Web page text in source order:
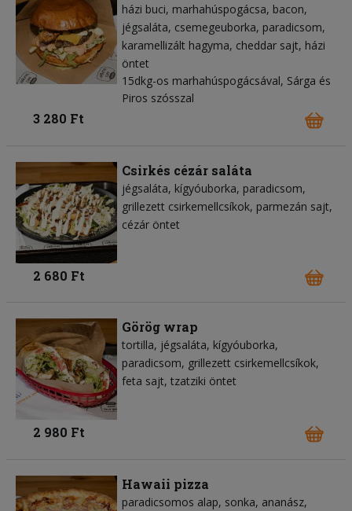
házi buci marhahúspogácsa bacon
jégsaláta csemegeuborka paradicsom
karamellizált hagyma cheddar sajt házi
öntet
15dkg-os marhahúspogácsával, Sárga és
Piros szósszal
3 280 Ft
Csirkés cézár saláta
jégsaláta kígyóuborka paradicsom
grillezett csirkemellcsíkok parmezán sajt
cézár öntet
2 680 Ft
Görög wrap
tortilla jégsaláta kígyóuborka
paradicsom grillezett csirkemellcsíkok
feta sajt tzatziki öntet
2 980 Ft
Hawaii pizza
paradicsomos alap sonka ananász